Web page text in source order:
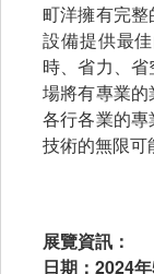
町洋擁有完
設備提供最
時、省力、
場將有專業
各行各業的
技術的無限可
展覽資訊：
日期：2024